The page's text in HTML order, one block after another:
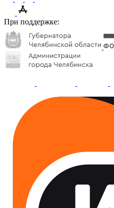
При поддержке: